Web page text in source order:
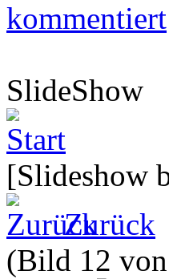
kommentiert
SlideShow
[Slideshow
Zurück
(Bild 12